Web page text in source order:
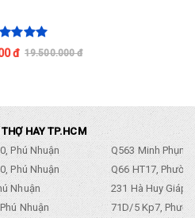
đ 19.500.000 đ
THỢ HAY TP.HCM
Phú Nhuận
Q563 Minh
Phú Nhuận
Q66 HT17,
Nhuận
231 Hà Huy Giáp,
Nhuận
71D/5 Kp7,